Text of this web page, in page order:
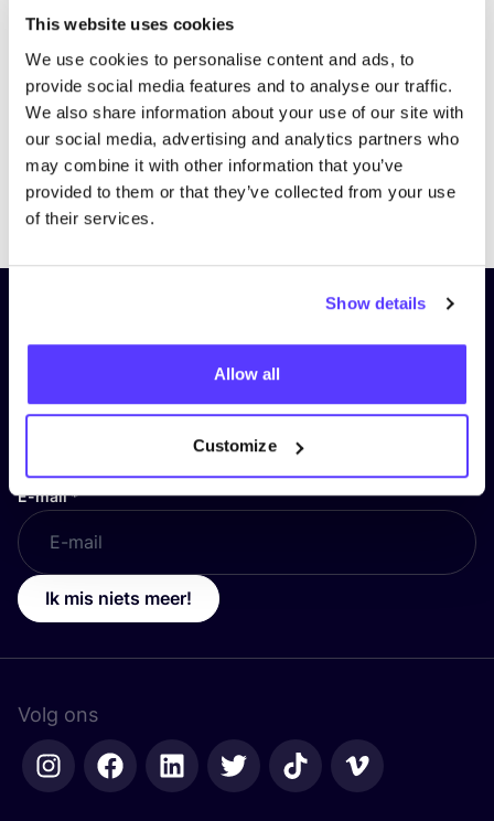
This website uses cookies
We use cookies to personalise content and ads, to
provide social media features and to analyse our traffic.
We also share information about your use of our site with
our social media, advertising and analytics partners who
may combine it with other information that you’ve
provided to them or that they’ve collected from your use
of their services.
Show details
Allow all
Customize
PreviousNext
Schrijf je in op onze nieuwsbrief
en blijf op de hoogte!
Voornaam*
E-mail*
Ik mis niets meer!
Volg ons